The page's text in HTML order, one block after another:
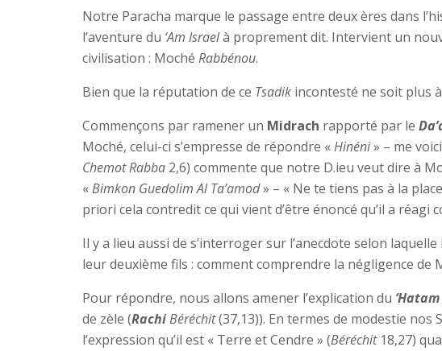
Notre Paracha marque le passage entre deux ères dans
l’aventure du ‘Am Israelà proprement dit. Intervient un
civilisation : Moché Rabbénou.
Bien que la réputation de ce Tsadik incontesté ne soit plus
Commençons par ramener un Midrach rapporté par le
Moché, celui-ci s’empresse de répondre «Hinéni» – me
Chemot Rabba 2,6) commente que notre D.ieu veut dire à
«Bimkon Guedolim Al Ta’amod» – « Ne te tiens pas à la
priori cela contredit ce qui vient d’être énoncé qu’il a réagi
Il y a lieu aussi de s’interroger sur l’anecdote selon laquelle
leur deuxième fils : comment comprendre la négligence de
Pour répondre, nous allons amener l’explication du
de zèle (RachiBéréchit(37,13)). En termes de modestie nos
l’expression qu’il est « Terre et Cendre » (Béréchit18,27)